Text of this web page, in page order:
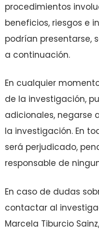
procedimientos
beneficios, riesgos e
podrían presentarse,
a continuación.
En cualquier
de la investigación,
adicionales, negarse
la investigación. En
será perjudicado,
responsable de
En caso de dudas
contactar al
Marcela Tiburcio